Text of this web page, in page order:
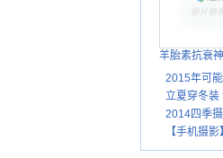
羊胎素抗衰神
2015年可
立夏穿冬装
2014四季
【手机摄